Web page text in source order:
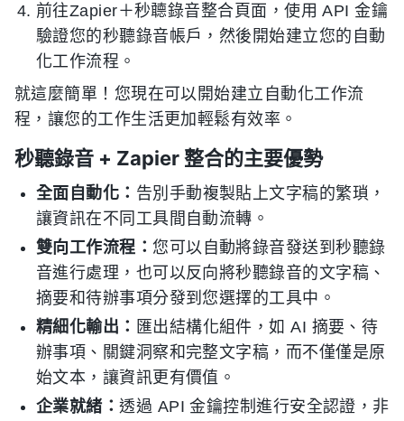
前往Zapier＋秒聼錄音整合頁面，使用 API 金鑰
驗證您的秒聽錄音帳戶，然後開始建立您的自動
化工作流程。
就這麼簡單！您現在可以開始建立自動化工作流
程，讓您的工作生活更加輕鬆有效率。
秒聽錄音 + Zapier 整合的主要優勢
全面自動化： 告別手動複製貼上文字稿的繁瑣，
讓資訊在不同工具間自動流轉。
雙向工作流程：您可以自動將錄音發送到秒聽錄
音進行處理，也可以反向將秒聽錄音的文字稿、
摘要和待辦事項分發到您選擇的工具中。
精細化輸出： 匯出結構化組件，如 AI 摘要、待
辦事項、關鍵洞察和完整文字稿，而不僅僅是原
始文本，讓資訊更有價值。
企業就緒：透過 API 金鑰控制進行安全認證，非